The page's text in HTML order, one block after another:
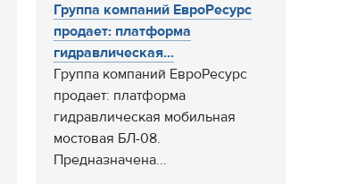
Группа компаний ЕвроРесурс
продает: платформа
гидравлическая...
Группа компаний ЕвроРесурс
продает: платформа
гидравлическая мобильная
мостовая БЛ-08.
Предназначена...